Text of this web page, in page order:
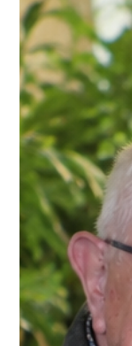
LES AVIS DE
Monsieur
Beuvry le
C’est avec
le décès de
Beuvry le 31 juillet 2026 Nous
espace pour
photos
à travers des